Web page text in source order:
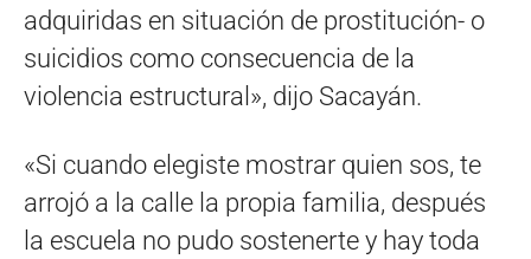
adquiridas en situación de prostitución- o
suicidios como consecuencia de la
violencia estructural», dijo Sacayán.
«Si cuando elegiste mostrar quien sos, te
arrojó a la calle la propia familia, después
la escuela no pudo sostenerte y hay toda